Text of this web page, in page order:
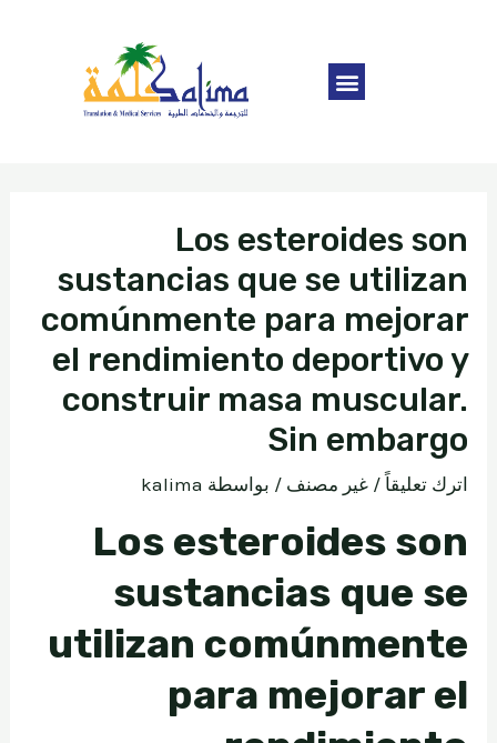
Los esteroides son
sustancias que se utilizan
comúnmente para mejorar
el rendimiento deportivo y
construir masa muscular.
Sin embargo
اترك تعليقاً /غير مصنف / بواسطة kalima
Los esteroides son
sustancias que se
utilizan comúnmente
para mejorar el